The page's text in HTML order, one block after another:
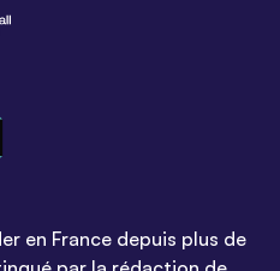
en France depuis plus de